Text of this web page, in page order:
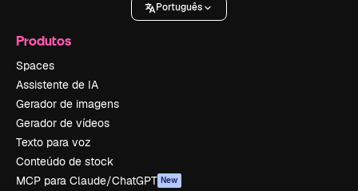
Português
Produtos
Spaces
Assistente de IA
Gerador de imagens
Gerador de vídeos
Texto para voz
Conteúdo de stock
MCP para Claude/ChatGPT New